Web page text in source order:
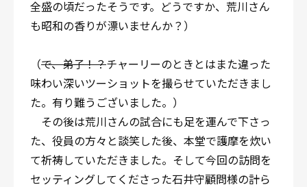
全盛の頃だったそうです。どうですか、荒川さん
も昭和の香りが漂いませんか？）
（で、弟子！？チャーリーのときとはまた違った
味わい深いツーショットを撮らせていただきまし
た。有り難うございました。）
その後は荒川さんの試合にも足を運んで下さっ
た、役員の方々と談笑した後、本堂で護摩を炊い
て祈祷していただきました。そして今回の訪問を
セッティングしてくださった石井守顧問様の計ら